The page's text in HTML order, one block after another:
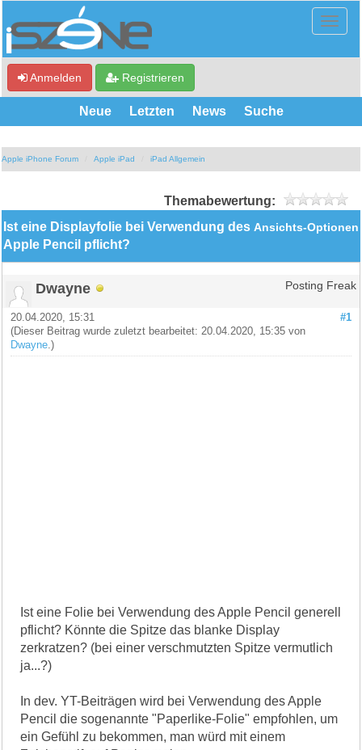
Anmelden Registrieren
Neue Letzten News Suche
Apple iPhone Forum Apple iPad iPad Allgemein
Themabewertung:
Ansichts-Optionen
Ist eine Displayfolie bei Verwendung des
Apple Pencil pflicht?
Dwayne Posting Freak
#1
20.04.2020, 15:31
(Dieser Beitrag wurde zuletzt bearbeitet: 20.04.2020, 15:35 von
Dwayne .)
Ist eine Folie bei Verwendung des Apple Pencil generell
pflicht? Könnte die Spitze das blanke Display
zerkratzen? (bei einer verschmutzten Spitze vermutlich
ja...?)
In dev. YT-Beiträgen wird bei Verwendung des Apple
Pencil die sogenannte "Paperlike-Folie" empfohlen, um
ein Gefühl zu bekommen, man würd mit einem